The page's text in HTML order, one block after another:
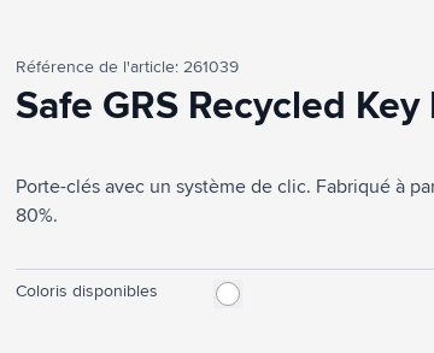
Marques
Thèmes
Accessoires boissons
Sacs & Voyage
Cuisiner & Vivre
Produits de soin
Référence de l'article: 261039
Safe GRS Recycled
Porte-clés avec un système de clic. Fabriqué à
80%.
Coloris disponibles